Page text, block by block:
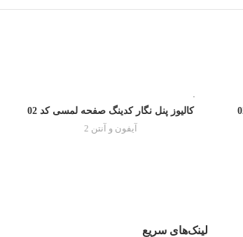
کالیوز پنل نگار کدینگ صفحه لمسی کد 02
آیفون و آنتن 2
لینک‌های سریع